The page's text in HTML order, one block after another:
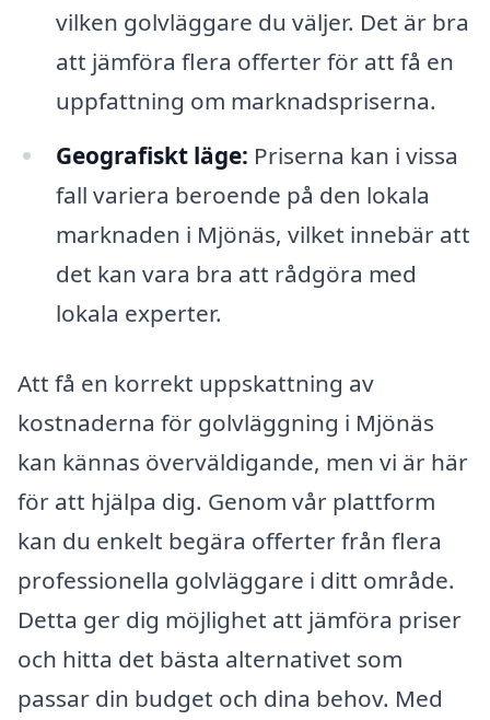
vilken golvläggare du väljer. Det är bra
att jämföra flera offerter för att få en
uppfattning om marknadspriserna.
Geografiskt läge: Priserna kan i vissa
fall variera beroende på den lokala
marknaden i Mjönäs, vilket innebär att
det kan vara bra att rådgöra med
lokala experter.
Att få en korrekt uppskattning av
kostnaderna för golvläggning i Mjönäs
kan kännas överväldigande, men vi är här
för att hjälpa dig. Genom vår plattform
kan du enkelt begära offerter från flera
professionella golvläggare i ditt område.
Detta ger dig möjlighet att jämföra priser
och hitta det bästa alternativet som
passar din budget och dina behov. Med